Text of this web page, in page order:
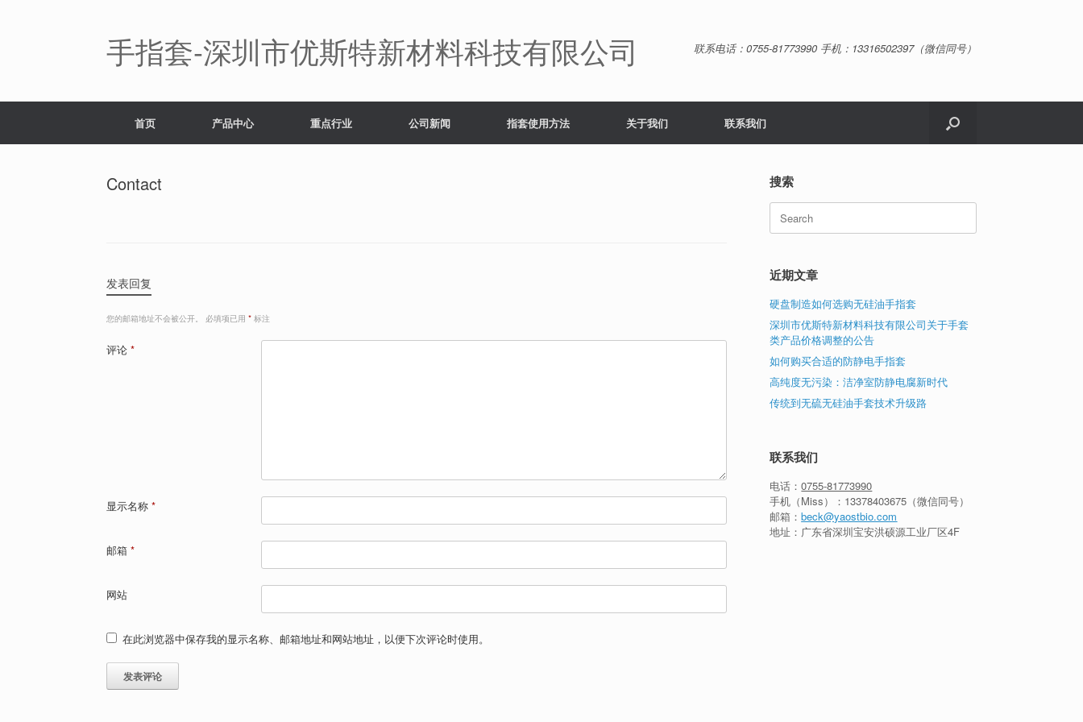
手指套-深圳市优斯特新材料科技有限公司 联系电话：0755-81773990 手机：13316502397（微信同号）
首页 产品中心 重点行业 公司新闻 指套使用方法 关于我们 联系我们
Contact
发表回复
您的邮箱地址不会被公开。 必填项已用 * 标注
评论 *
显示名称 *
邮箱 *
网站
在此浏览器中保存我的显示名称、邮箱地址和网站地址，以便下次评论时使用。
搜索
Search
for:
近期文章
硬盘制造如何选购无硅油手指套
深圳市优斯特新材料科技有限公司关于手套
类产品价格调整的公告
如何购买合适的防静电手指套
高纯度无污染：洁净室防静电腐新时代
传统到无硫无硅油手套技术升级路
联系我们
电话：0755-81773990
手机（Miss）： 13378403675 （微信同号）
邮箱：beck@yaostbio.com
地址：广东省深圳宝安洪硕源工业厂区4F